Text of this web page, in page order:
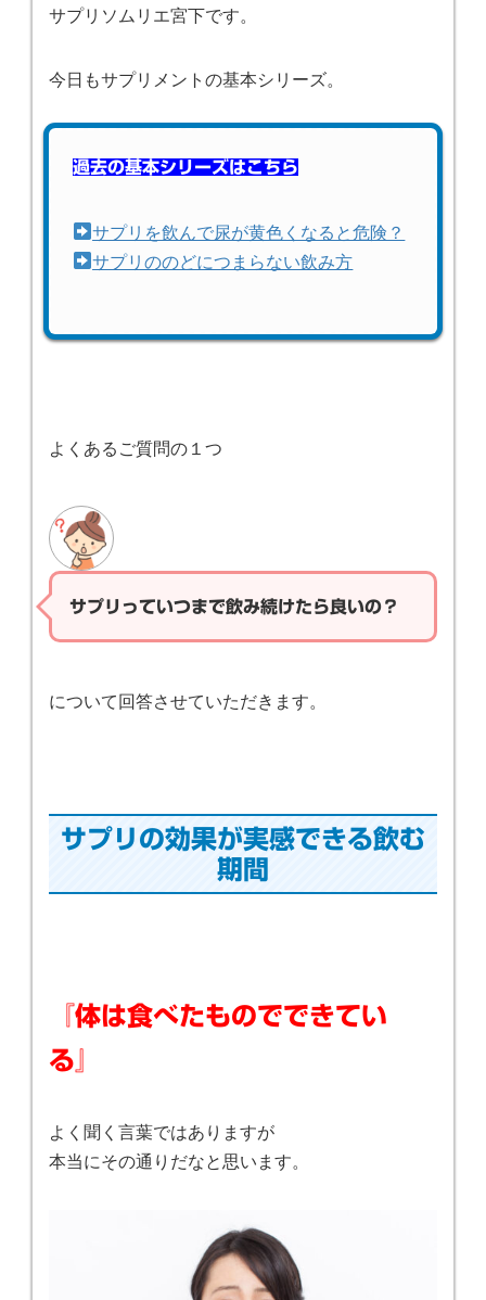
サプリソムリエ宮下です。
今日もサプリメントの基本シリーズ。
過去の基本シリーズはこちら
サプリを飲んで尿が黄色くなると危険？
サプリののどにつまらない飲み方
よくあるご質問の１つ
サプリっていつまで飲み続けたら良いの？
について回答させていただきます。
サプリの効果が実感できる飲む
期間
『体は食べたものでできてい
る』
よく聞く言葉ではありますが
本当にその通りだなと思います。